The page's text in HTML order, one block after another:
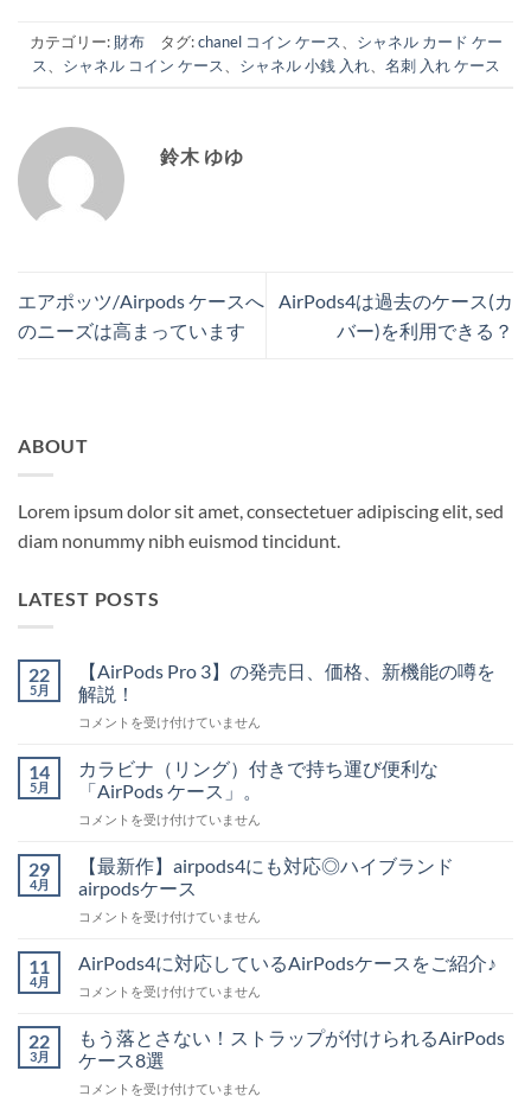
カテゴリー: 財布タグ:chanel コイン ケース、 シャネル カード ケー
ス、 シャネル コイン ケース、 シャネル 小銭 入れ、 名刺 入れ ケース
鈴木 ゆゆ
エアポッツ/Airpods ケースへ
のニーズは高まっています
AirPods4は過去のケース(カ
バー)を利用できる？
ABOUT
Lorem ipsum dolor sit amet, consectetuer adipiscing elit, sed
diam nonummy nibh euismod tincidunt.
LATEST POSTS
22
5月
【AirPods Pro 3】の発売日、価格、新機能の噂を
解説！
【AirPods
3】
の
売
格、
機
の
説！
は
コメントを受け付けていません
14
5月
カラビナ（リング）付きで持ち運び便利な
「AirPods ケース」。
カ
（リ
ン
付
で
ち
運
コメントを受け付けていません
29
4月
【最新作】airpods4にも対応◎ハイブランド
airpodsケース
【最
作】
に
対
応
ハ
コメントを受け付けていません
11
4月
AirPods4に対応しているAirPodsケースをご紹介♪
AirPods4
対
応
し
て
コメントを受け付けていません
22
3月
もう落とさない！ストラップが付けられるAirPods
ケース8選
も
コメントを受け付けていません